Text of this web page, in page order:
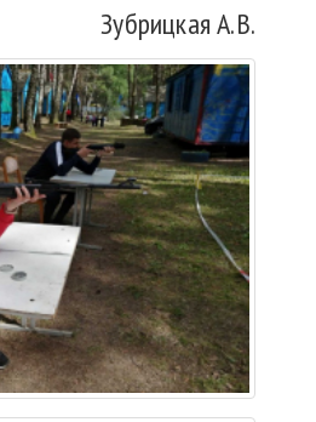
Зубрицкая А.В.